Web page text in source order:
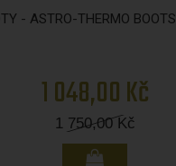
- ASTRO-THERMO BOOTS
1 048,00 Kč
1 750,00Kč